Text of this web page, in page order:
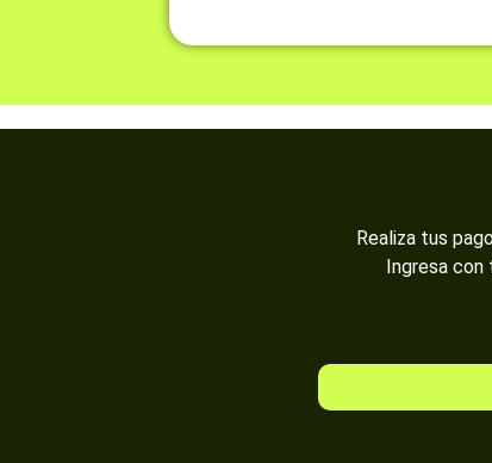
Realiza tus
Ingresa